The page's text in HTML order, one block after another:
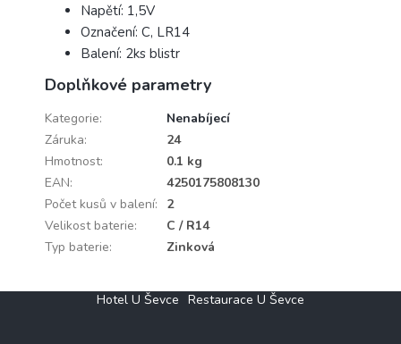
Napětí: 1,5V
Označení: C, LR14
Balení: 2ks blistr
Doplňkové parametry
Kategorie:
Nenabíjecí
Záruka:
24
Hmotnost:
0.1 kg
EAN:
4250175808130
Počet kusů v balení:
2
Velikost baterie:
C / R14
Typ baterie: Zinková
Hotel U Ševce Restaurace U Ševce